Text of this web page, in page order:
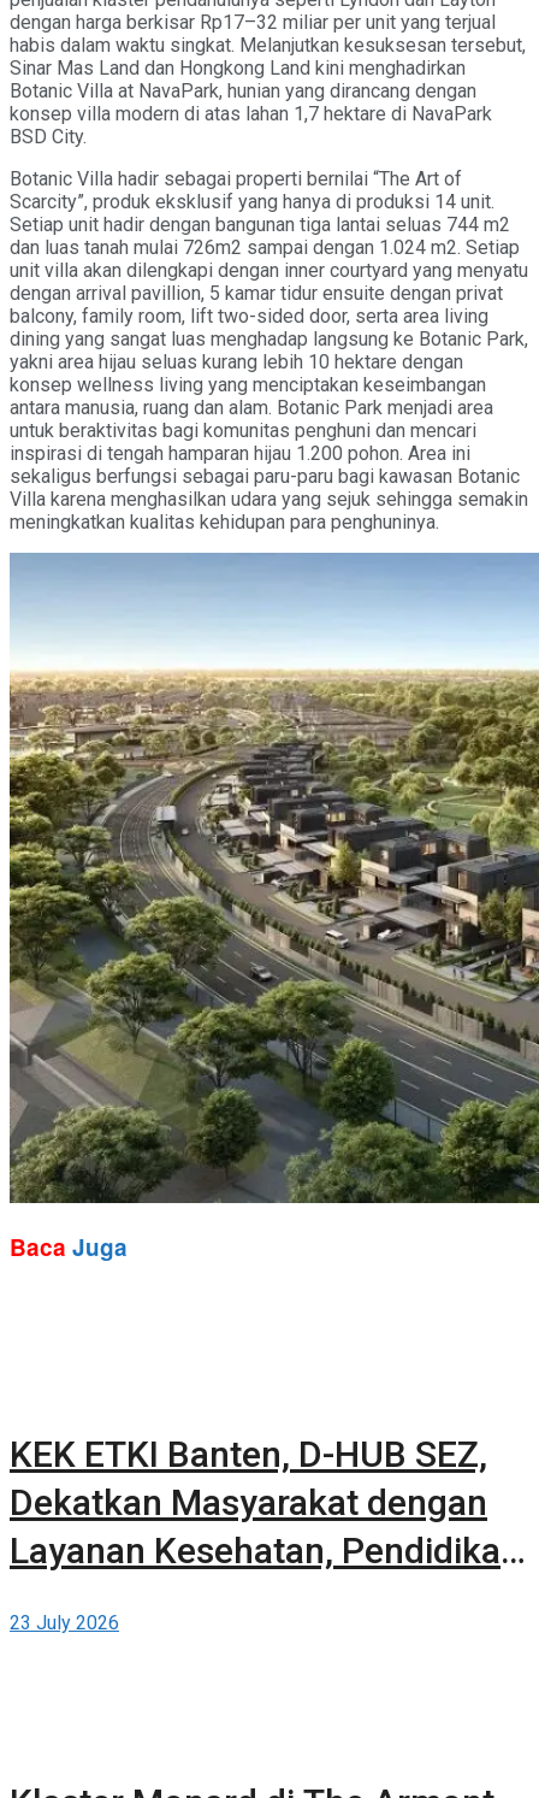
dengan harga berkisar Rp17–32 miliar per unit yang terjual
habis dalam waktu singkat. Melanjutkan kesuksesan tersebut,
Sinar Mas Land dan Hongkong Land kini menghadirkan
Botanic Villa at NavaPark, hunian yang dirancang dengan
konsep villa modern di atas lahan 1,7 hektare di NavaPark
BSD City.
Botanic Villa hadir sebagai properti bernilai “The Art of
Scarcity”, produk eksklusif yang hanya di produksi 14 unit.
Setiap unit hadir dengan bangunan tiga lantai seluas 744 m2
dan luas tanah mulai 726m2 sampai dengan 1.024 m2. Setiap
unit villa akan dilengkapi dengan inner courtyard yang menyatu
dengan arrival pavillion, 5 kamar tidur ensuite dengan privat
balcony, family room, lift two-sided door, serta area living
dining yang sangat luas menghadap langsung ke Botanic Park,
yakni area hijau seluas kurang lebih 10 hektare dengan
konsep wellness living yang menciptakan keseimbangan
antara manusia, ruang dan alam. Botanic Park menjadi area
untuk beraktivitas bagi komunitas penghuni dan mencari
inspirasi di tengah hamparan hijau 1.200 pohon. Area ini
sekaligus berfungsi sebagai paru-paru bagi kawasan Botanic
Villa karena menghasilkan udara yang sejuk sehingga semakin
meningkatkan kualitas kehidupan para penghuninya.
Baca Juga
KEK ETKI Banten, D-HUB SEZ,
Dekatkan Masyarakat dengan
Layanan Kesehatan, Pendidikan,
BSD City
23 July 2026